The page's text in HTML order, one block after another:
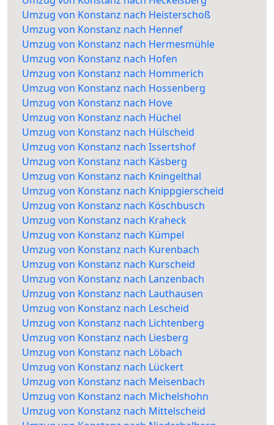
Umzug von Konstanz nach Heisterschoß
Umzug von Konstanz nach Hennef
Umzug von Konstanz nach Hermesmühle
Umzug von Konstanz nach Hofen
Umzug von Konstanz nach Hommerich
Umzug von Konstanz nach Hossenberg
Umzug von Konstanz nach Hove
Umzug von Konstanz nach Hüchel
Umzug von Konstanz nach Hülscheid
Umzug von Konstanz nach Issertshof
Umzug von Konstanz nach Käsberg
Umzug von Konstanz nach Kningelthal
Umzug von Konstanz nach Knippgierscheid
Umzug von Konstanz nach Köschbusch
Umzug von Konstanz nach Kraheck
Umzug von Konstanz nach Kümpel
Umzug von Konstanz nach Kurenbach
Umzug von Konstanz nach Kurscheid
Umzug von Konstanz nach Lanzenbach
Umzug von Konstanz nach Lauthausen
Umzug von Konstanz nach Lescheid
Umzug von Konstanz nach Lichtenberg
Umzug von Konstanz nach Liesberg
Umzug von Konstanz nach Löbach
Umzug von Konstanz nach Lückert
Umzug von Konstanz nach Meisenbach
Umzug von Konstanz nach Michelshohn
Umzug von Konstanz nach Mittelscheid